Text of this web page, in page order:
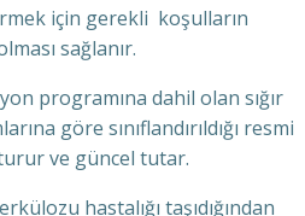
için gerekli koşulların
sağlanır.
programına dahil olan sığır
göre sınıflandırıldığı resmi
ve güncel tutar.
hastalığı taşıdığından